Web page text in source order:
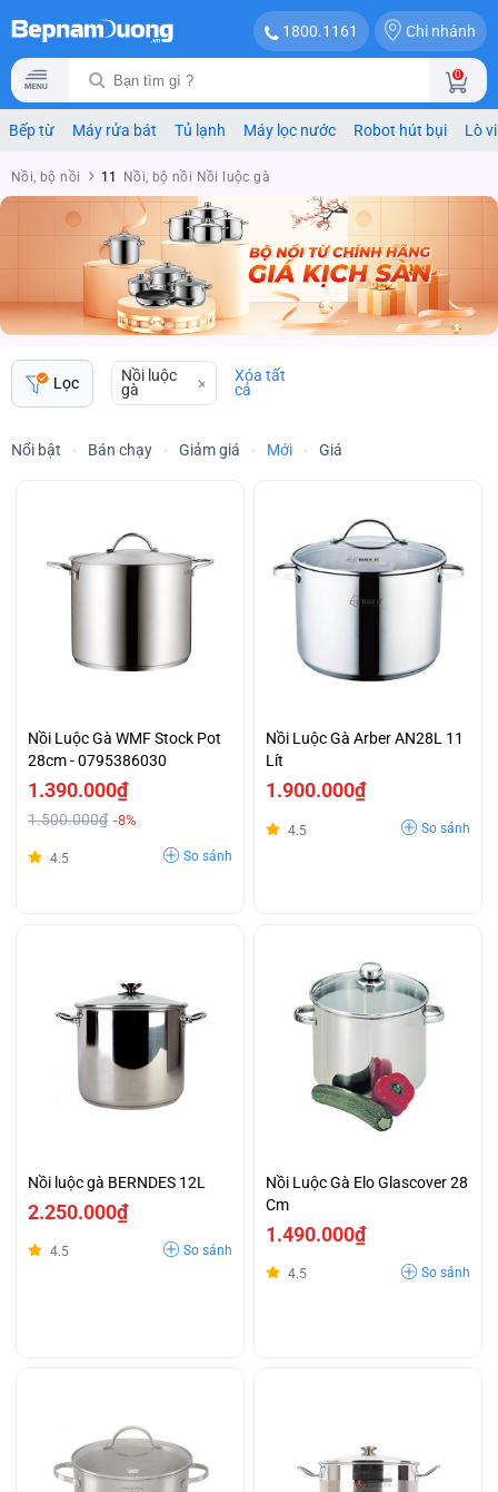
1800.1161 Chi nhánh
0
Bếp từ Máy rửa bát Tủ lạnh Máy lọc nước Robot hút bụi Lò
Nồi, bộ nồi 11 Nồi, bộ nồi Nồi luộc gà
Lọc
Nồi luộc
gà
Xóa tất
cả
Nổi bật Bán chạy Giảm giá Mới Giá
Nồi Luộc Gà WMF Stock Pot
28cm - 0795386030
1.390.000₫
1.500.000₫ -8%
4.5 So sánh
Nồi Luộc Gà Arber AN28L 11
Lít
1.900.000₫
4.5 So sánh
Nồi luộc gà BERNDES 12L
2.250.000₫
4.5 So sánh
Nồi Luộc Gà Elo Glascover 28
Cm
1.490.000₫
4.5 So sánh